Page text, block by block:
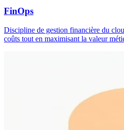
FinOps
Discipline de gestion financière du
coûts tout en maximisant la valeur